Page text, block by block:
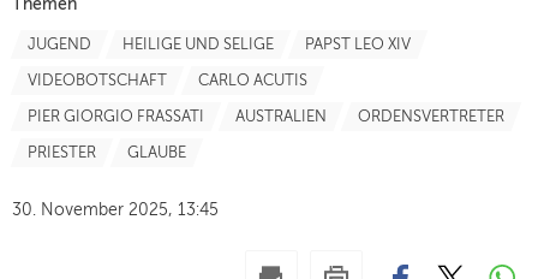
Themen
JUGEND HEILIGE UND SELIGE PAPST LEO XIV
VIDEOBOTSCHAFT CARLO ACUTIS
PIER GIORGIO FRASSATI AUSTRALIEN ORDENSVERTRETER
PRIESTER GLAUBE
30. November 2025, 13:45